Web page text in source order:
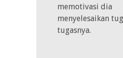
memotivasi dia
menyelesaikan
tugasnya.